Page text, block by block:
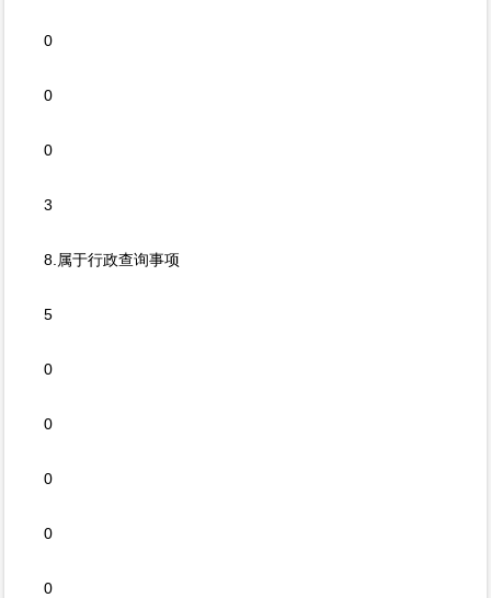
0
0
0
3
8.属于行政查询事项
5
0
0
0
0
0